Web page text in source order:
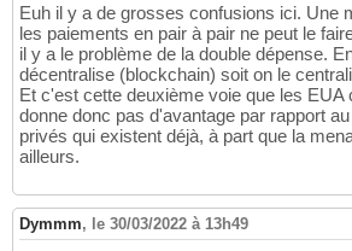
Euh il y a de grosses confusions ici. Une
les paiements en pair à pair ne peut le
il y a le problème de la double dépense.
décentralise (blockchain) soit on le
Et c'est cette deuxième voie que les EUA
donne donc pas d'avantage par rapport
privés qui existent déjà, à part que la
ailleurs.
Dymmm, le 30/03/2022 à 13h49